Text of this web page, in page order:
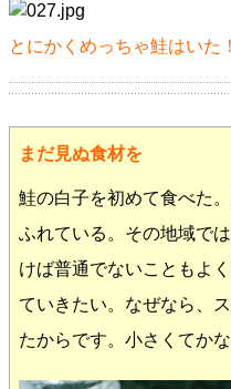
とにかくめっちゃ鮭はいた！
まだ見ぬ食材を
鮭の白子を初めて食べた
ふれている。その地域で
けば普通でないこともよ
ていきたい。なぜなら、
たからです。小さくてか